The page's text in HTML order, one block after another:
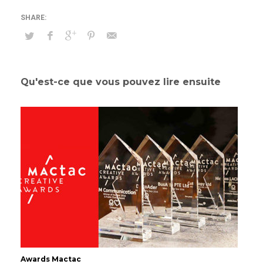
Qu'est-ce que vous pouvez lire ensuite
Awards Mactac